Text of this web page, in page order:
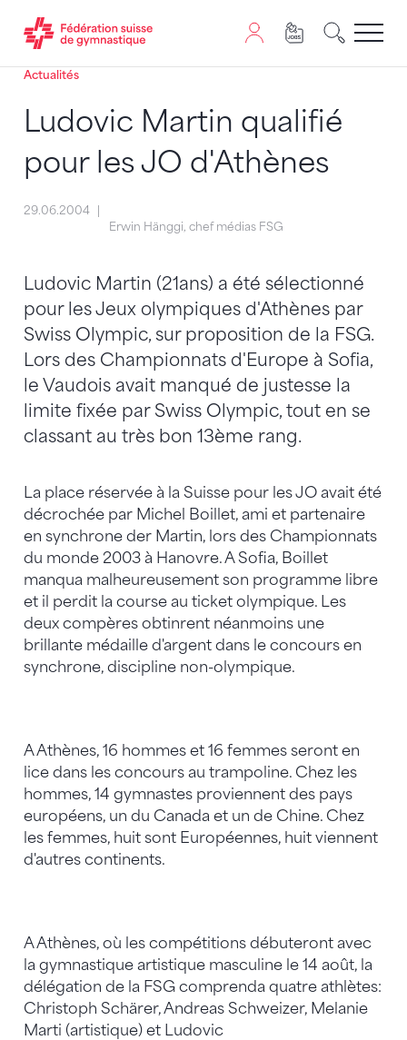
Passer au contenu
Naviguer vers le plan du siten
JavaScript est nécessaire pour naviguer sur ce site.
Actualités
Ludovic Martin qualifié
pour les JO d'Athènes
29.06.2004
Erwin Hänggi, chef médias FSG
Ludovic Martin (21ans) a été sélectionné
pour les Jeux olympiques d'Athènes par
Swiss Olympic, sur proposition de la FSG.
Lors des Championnats d'Europe à Sofia,
le Vaudois avait manqué de justesse la
limite fixée par Swiss Olympic, tout en se
classant au très bon 13ème rang.
La place réservée à la Suisse pour les JO avait été
décrochée par Michel Boillet, ami et partenaire
en synchrone der Martin, lors des Championnats
du monde 2003 à Hanovre. A Sofia, Boillet
manqua malheureusement son programme libre
et il perdit la course au ticket olympique. Les
deux compères obtinrent néanmoins une
brillante médaille d'argent dans le concours en
synchrone, discipline non-olympique.
A Athènes, 16 hommes et 16 femmes seront en
lice dans les concours au trampoline. Chez les
hommes, 14 gymnastes proviennent des pays
européens, un du Canada et un de Chine. Chez
les femmes, huit sont Européennes, huit viennent
d'autres continents.
A Athènes, où les compétitions débuteront avec
la gymnastique artistique masculine le 14 août, la
délégation de la FSG comprenda quatre athlètes:
Christoph Schärer, Andreas Schweizer, Melanie
Marti (artistique) et Ludovic